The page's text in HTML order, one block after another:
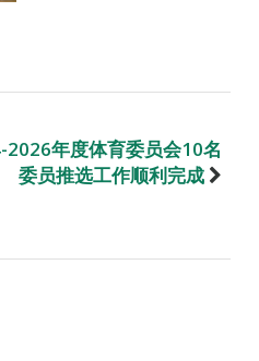
2026年度体育委员会10名
委员推选工作顺利完成